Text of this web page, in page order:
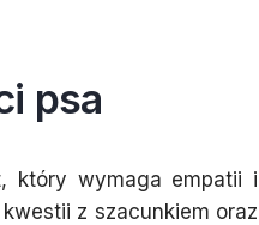
psa
który wymaga empatii i
z szacunkiem oraz